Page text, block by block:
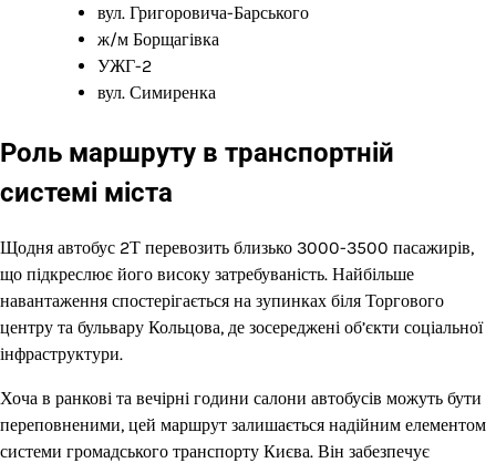
вул. Григоровича-Барського
ж/м Борщагівка
УЖГ-2
вул. Симиренка
Роль маршруту в транспортній
системі міста
Щодня автобус 2Т перевозить близько 3000-3500 пасажирів,
що підкреслює його високу затребуваність. Найбільше
навантаження спостерігається на зупинках біля Торгового
центру та бульвару Кольцова, де зосереджені об’єкти соціальної
інфраструктури.
Хоча в ранкові та вечірні години салони автобусів можуть бути
переповненими, цей маршрут залишається надійним елементом
системи громадського транспорту Києва. Він забезпечує